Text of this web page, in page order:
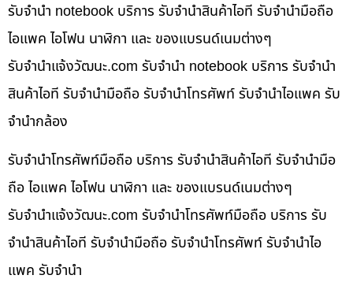
รับจำนำ notebook บริการ รับจำนำสินค้าไอที รับจำนำมือถือ
ไอแพค ไอโฟน นาฬิกา และ ของแบรนด์เนมต่างๆ
รับจํานําแจ้งวัฒนะ.com รับจำนำ notebook บริการ รับจำนำ
สินค้าไอที รับจำนำมือถือ รับจำนำโทรศัพท์ รับจำนำไอแพค รับ
จำนำกล้อง
รับจำนำโทรศัพท์มือถือ บริการ รับจำนำสินค้าไอที รับจำนำมือ
ถือ ไอแพค ไอโฟน นาฬิกา และ ของแบรนด์เนมต่างๆ
รับจํานําแจ้งวัฒนะ.com รับจำนำโทรศัพท์มือถือ บริการ รับ
จำนำสินค้าไอที รับจำนำมือถือ รับจำนำโทรศัพท์ รับจำนำไอ
แพค รับจำนำ